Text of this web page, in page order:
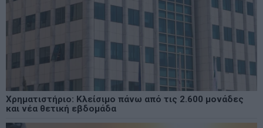
Χρηματιστήριο: Κλείσιμο πάνω από τις 2.600 μονάδες
και νέα θετική εβδομάδα